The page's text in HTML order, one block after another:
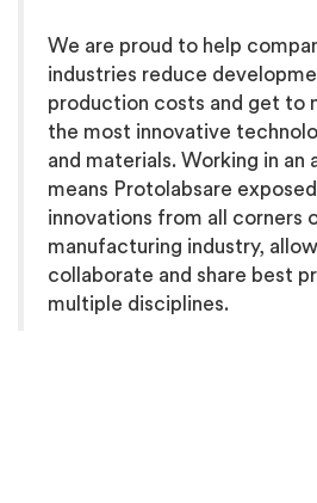
We are proud to help
industries reduce
production costs and get to
the most innovative
and materials. Working in an
means Protolabsare
innovations from all corners
manufacturing industry,
collaborate and share best
multiple disciplines.